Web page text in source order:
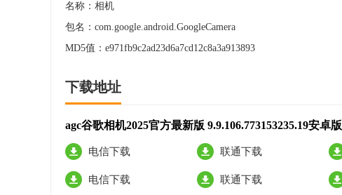
名称： 相机
包名： com.google.android.GoogleCamera
MD5值： e971fb9c2ad23d6a7cd12c8a3a913893
下载地址
agc谷歌相机2025官方最新版 9.9.106.773153235.19安卓版
电信下载 联通下载
电信下载 联通下载